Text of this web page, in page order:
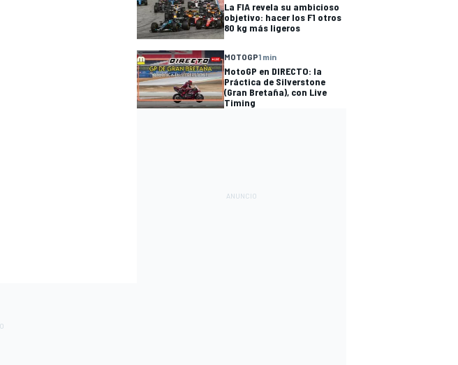
La FIA revela su ambicioso
objetivo: hacer los F1 otros
80 kg más ligeros
MOTOGP1 min
MotoGP en DIRECTO: la
Práctica de Silverstone
(Gran Bretaña), con Live
Timing